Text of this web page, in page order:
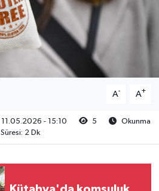
A- A+
11.05.2026 - 15:10 5
Okunma
Süresi: 2 Dk